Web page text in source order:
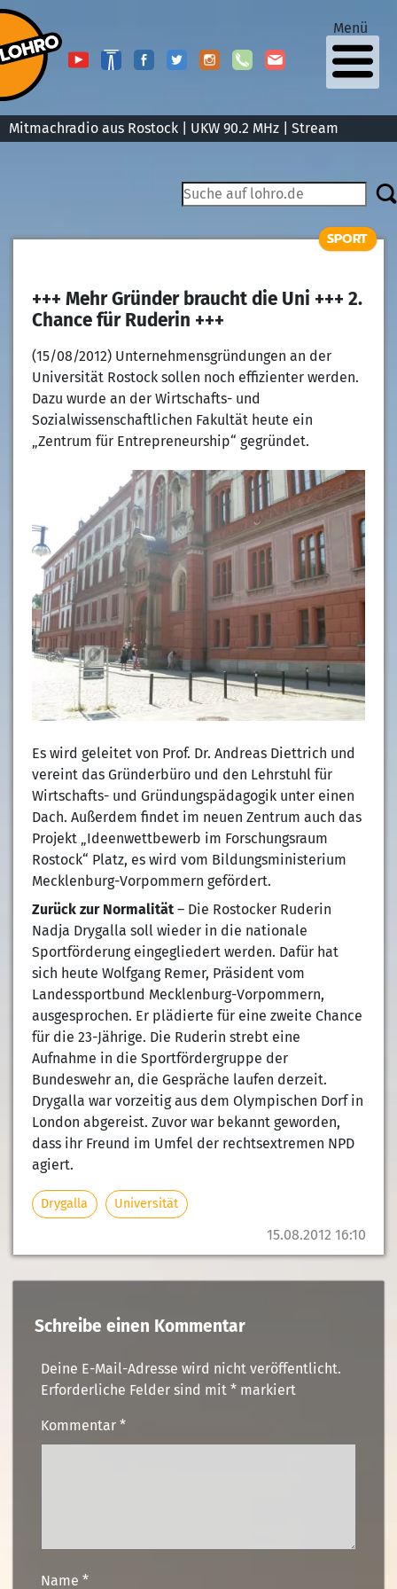
Mitmachradio aus Rostock | UKW 90.2 MHz | Stream
Menü
SPORT
15.08.2012 16:10
+++ Mehr Gründer braucht die Uni +++ 2.
Chance für Ruderin +++
(15/08/2012) Unternehmensgründungen an der
Universität Rostock sollen noch effizienter werden.
Dazu wurde an der Wirtschafts- und
Sozialwissenschaftlichen Fakultät heute ein
„Zentrum für Entrepreneurship“ gegründet.
Es wird geleitet von Prof. Dr. Andreas Diettrich und
vereint das Gründerbüro und den Lehrstuhl für
Wirtschafts- und Gründungspädagogik unter einen
Dach. Außerdem findet im neuen Zentrum auch das
Projekt „Ideenwettbewerb im Forschungsraum
Rostock“ Platz, es wird vom Bildungsministerium
Mecklenburg-Vorpommern gefördert.
Zurück zur Normalität– Die Rostocker Ruderin
Nadja Drygalla soll wieder in die nationale
Sportförderung eingegliedert werden. Dafür hat
sich heute Wolfgang Remer, Präsident vom
Landessportbund Mecklenburg-Vorpommern,
ausgesprochen. Er plädierte für eine zweite Chance
für die 23-Jährige. Die Ruderin strebt eine
Aufnahme in die Sportfördergruppe der
Bundeswehr an, die Gespräche laufen derzeit.
Drygalla war vorzeitig aus dem Olympischen Dorf in
London abgereist. Zuvor war bekannt geworden,
dass ihr Freund im Umfel der rechtsextremen NPD
agiert.
Drygalla Universität
Schreibe einen Kommentar
Deine E-Mail-Adresse wird nicht veröffentlicht.
Erforderliche Felder sind mit *markiert
Kommentar *
Name *